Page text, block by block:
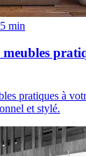
5 min
pratiques à
et stylé.